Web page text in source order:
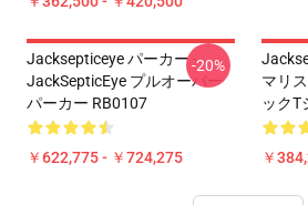
Jacksepticeye パーカー -
JackSepticEye プルオーバー
パーカー RB0107
￥622,775 - ￥724,275
-20%
マリ
ックT
￥